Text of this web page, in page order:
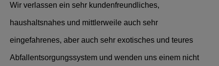
Wir verlassen ein sehr kundenfreundliches,
haushaltsnahes und mittlerweile auch sehr
eingefahrenes, aber auch sehr exotisches und teures
Abfallentsorgungssystem und wenden uns einem nicht